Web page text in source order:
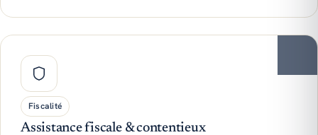
Fiscalité
Assistance fiscale & contentieux